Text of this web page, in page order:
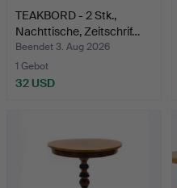
TEAKBORD - 2 Stk.,
Nachttische, Zeitschrif…
Beendet 3. Aug 2026
1 Gebot
32 USD